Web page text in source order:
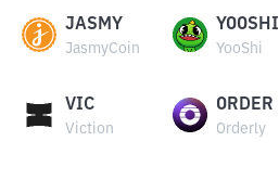
JASMY
JasmyCoin
YOOSHI
YooShi
VIC
Viction
ORDER
Orderly